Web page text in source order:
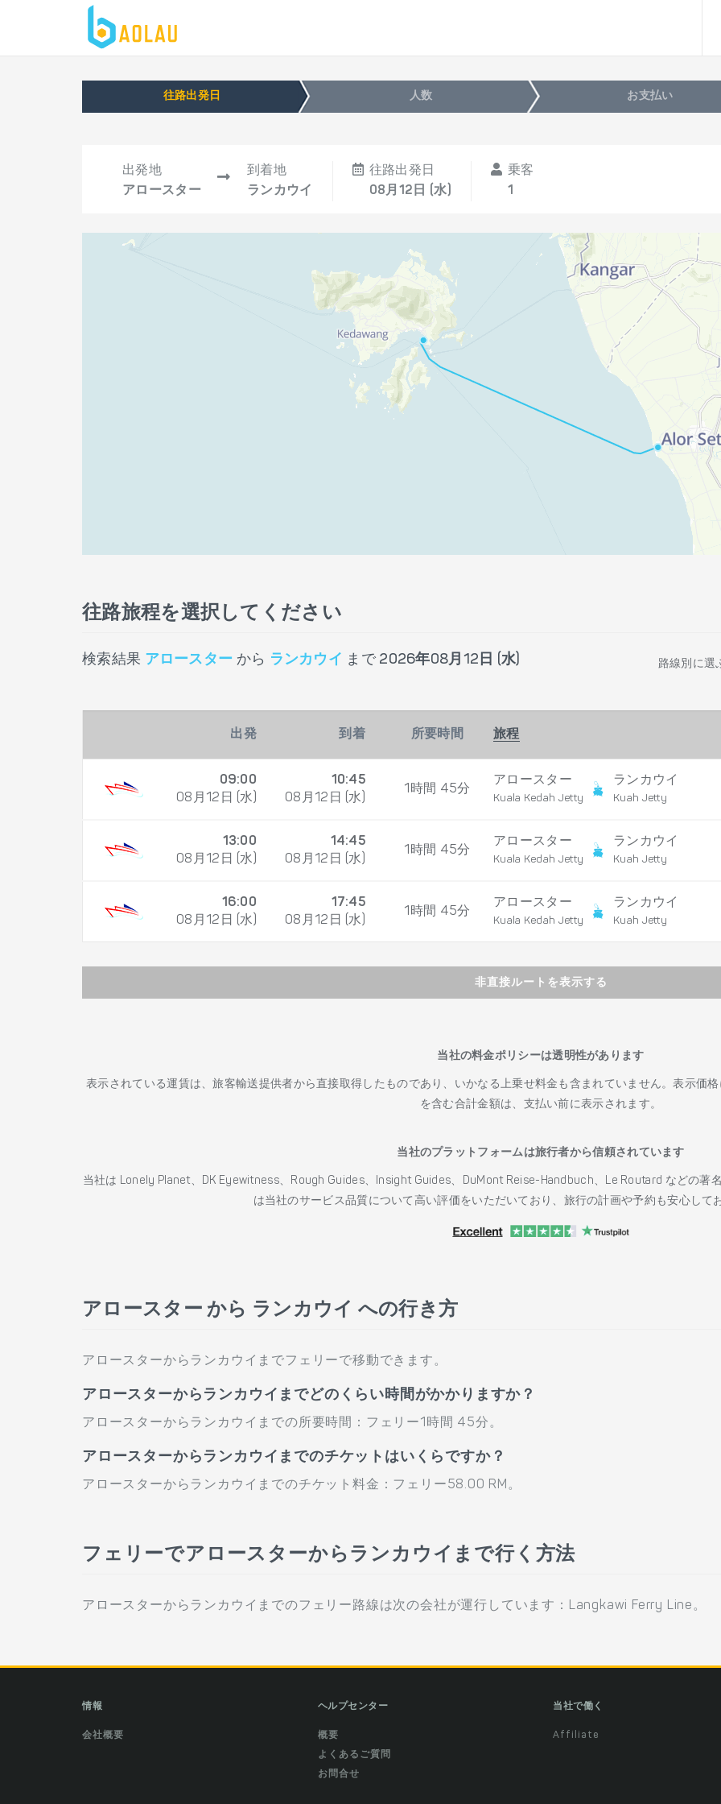
往路出発日 人数 お支払い
出発地
アロースター
到着地
ランカウイ
往路出発日
08月12日 (水)
乗客
1
往路旅程を選択してください
検索結果 アロースター から ランカウイ まで 2026年08月12日 (水) 路線別に選
出発 到着 所要時間 旅程
09:00
08月12日 (水)
10:45
08月12日 (水)
1時間 45分
アロースター
Kuala Kedah Jetty
ランカウイ
Kuah Jetty
13:00
08月12日 (水)
14:45
08月12日 (水)
1時間 45分
アロースター
Kuala Kedah Jetty
ランカウイ
Kuah Jetty
16:00
08月12日 (水)
17:45
08月12日 (水)
1時間 45分
アロースター
Kuala Kedah Jetty
ランカウイ
Kuah Jetty
非直接ルートを表示する
当社の料金ポリシーは透明性があります
表示されている運賃は、旅客輸送提供者から直接取得したものであり、いかなる上乗せ料金も含まれていません。表示価
を含む合計金額は、支払い前に表示されます。
当社のプラットフォームは旅行者から信頼されています
当社は Lonely Planet、DK Eyewitness、Rough Guides、Insight Guides、DuMont Reise-Handbuch、Le Routard などの著
は当社のサービス品質について高い評価をいただいており、旅行の計画や予約も安心して
アロースター から ランカウイ への行き方
アロースターからランカウイまでフェリーで移動できます。
アロースターからランカウイまでどのくらい時間がかかりますか？
アロースターからランカウイまでの所要時間：フェリー1時間 45分。
アロースターからランカウイまでのチケットはいくらですか？
アロースターからランカウイまでのチケット料金：フェリー58.00 RM。
フェリーでアロースターからランカウイまで行く方法
アロースターからランカウイまでのフェリー路線は次の会社が運行しています：Langkawi Ferry Line。
情報
会社概要
ヘルプセンター
概要
よくあるご質問
お問合せ
当社で働く
Affiliate